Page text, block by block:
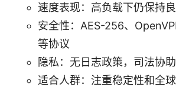
速度表现：高负载下仍保持
安全性：AES-256、
等协议
隐私：无日志政策，司法协
适合人群：注重稳定性和全